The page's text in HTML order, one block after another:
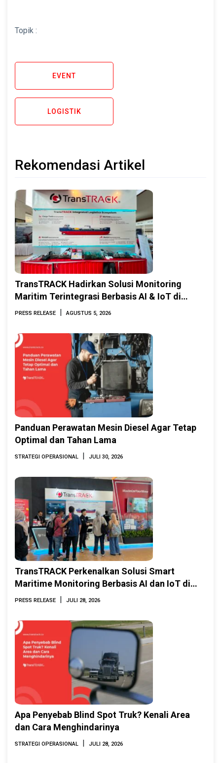
Topik :
EVENT
LOGISTIK
Rekomendasi Artikel
TransTRACK Hadirkan Solusi Monitoring
Maritim Terintegrasi Berbasis AI & IoT di
Indonesia Marine & Offshore Expo (IMOX)
PRESS RELEASE | AGUSTUS 5, 2026
Panduan Perawatan Mesin Diesel Agar Tetap
Optimal dan Tahan Lama
STRATEGI OPERASIONAL | JULI 30, 2026
TransTRACK Perkenalkan Solusi Smart
Maritime Monitoring Berbasis AI dan IoT di
INAMARINE 2026
PRESS RELEASE | JULI 28, 2026
Apa Penyebab Blind Spot Truk? Kenali Area
dan Cara Menghindarinya
STRATEGI OPERASIONAL | JULI 28, 2026